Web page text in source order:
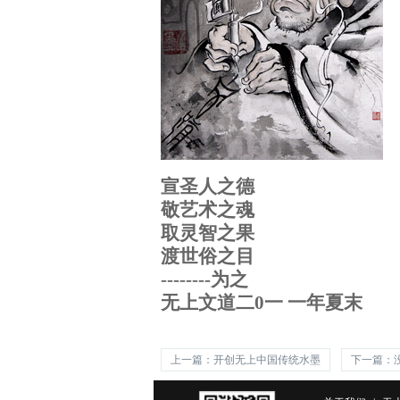
宣圣人之德
敬艺术之魂
取灵智之果
渡世俗之目
--------为之
无上文道二0一 一年夏末
上一篇：开创无上中国传统水墨 下一篇：